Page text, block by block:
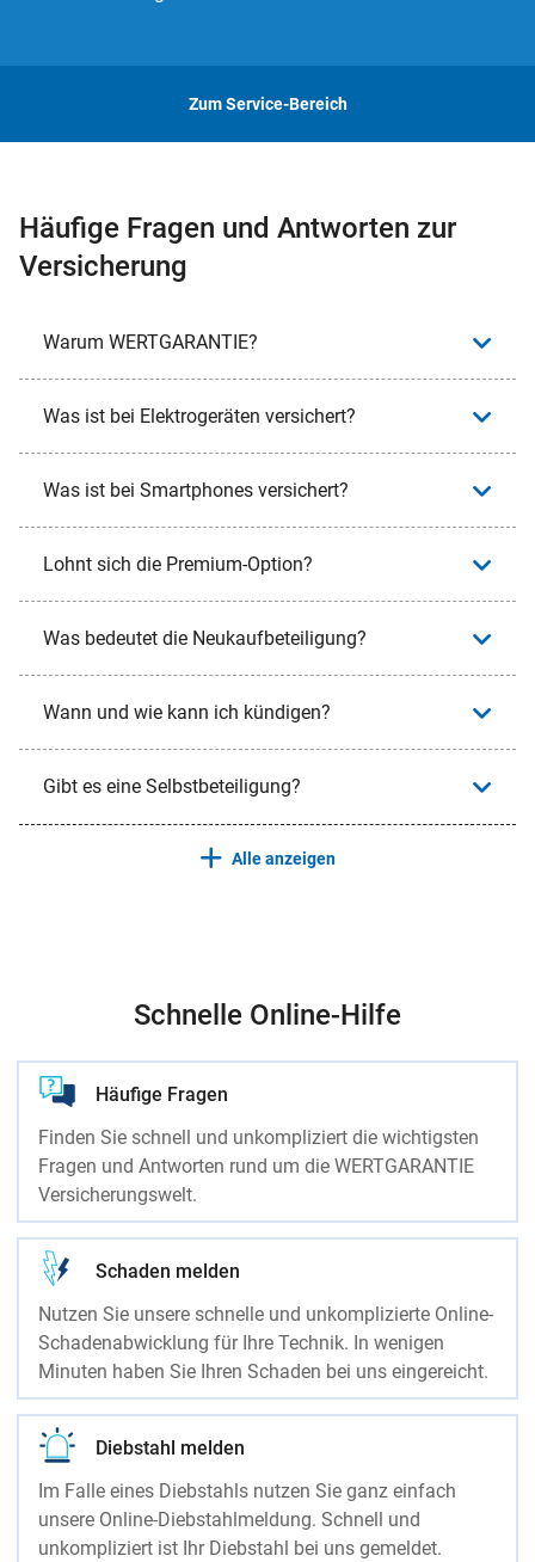
Zum Service-Bereich
Häufige Fragen und Antworten zur
Versicherung
Warum WERTGARANTIE?
Was ist bei Elektrogeräten versichert?
Was ist bei Smartphones versichert?
Lohnt sich die Premium-Option?
Was bedeutet die Neukaufbeteiligung?
Wann und wie kann ich kündigen?
Gibt es eine Selbstbeteiligung?
Alle anzeigen
Schnelle Online-Hilfe
Häufige Fragen
Finden Sie schnell und unkompliziert die wichtigsten
Fragen und Antworten rund um die WERTGARANTIE
Versicherungswelt.
Schaden melden
Nutzen Sie unsere schnelle und unkomplizierte Online-
Schadenabwicklung für Ihre Technik. In wenigen
Minuten haben Sie Ihren Schaden bei uns eingereicht.
Diebstahl melden
Im Falle eines Diebstahls nutzen Sie ganz einfach
unsere Online-Diebstahlmeldung. Schnell und
unkompliziert ist Ihr Diebstahl bei uns gemeldet.